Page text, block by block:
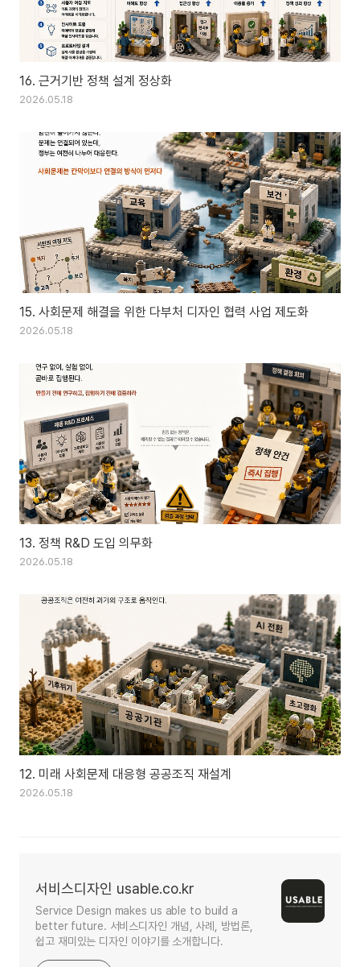
16. 근거기반 정책 설계 정상화
2026.05.18
15. 사회문제 해결을 위한 다부처 디자인 협력 사업 제도화
2026.05.18
13. 정책 R&D 도입 의무화
2026.05.18
12. 미래 사회문제 대응형 공공조직 재설계
2026.05.18
서비스디자인 usable.co.kr
Service Design makes us able to build a
better future. 서비스디자인 개념, 사례, 방법론,
쉽고 재미있는 디자인 이야기를 소개합니다.